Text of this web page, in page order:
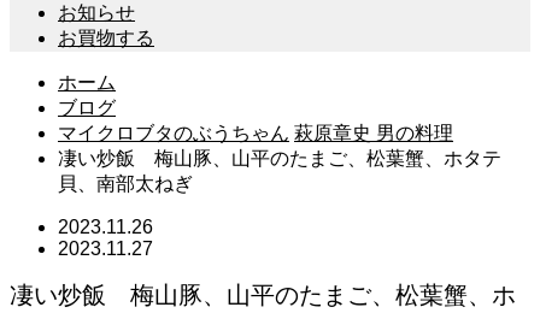
お知らせ
お買物する
ホーム
ブログ
マイクロブタのぶうちゃん 萩原章史 男の料理
凄い炒飯 梅山豚、山平のたまご、松葉蟹、ホタテ
貝、南部太ねぎ
2023.11.26
2023.11.27
凄い炒飯 梅山豚、山平のたまご、松葉蟹、ホ